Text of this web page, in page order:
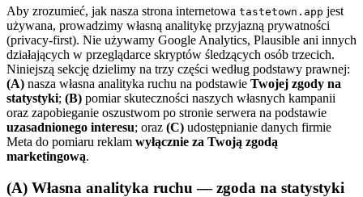
Aby zrozumieć, jak nasza strona internetowa tastetown.app jest
używana, prowadzimy własną analitykę przyjazną prywatności
(privacy-first). Nie używamy Google Analytics, Plausible ani innych
działających w przeglądarce skryptów śledzących osób trzecich.
Niniejszą sekcję dzielimy na trzy części według podstawy prawnej:
(A) nasza własna analityka ruchu na podstawie Twojej zgody na
statystyki; (B) pomiar skuteczności naszych własnych kampanii
oraz zapobieganie oszustwom po stronie serwera na podstawie
uzasadnionego interesu; oraz (C) udostępnianie danych firmie
Meta do pomiaru reklam wyłącznie za Twoją zgodą
marketingową.
(A) Własna analityka ruchu — zgoda na statystyki